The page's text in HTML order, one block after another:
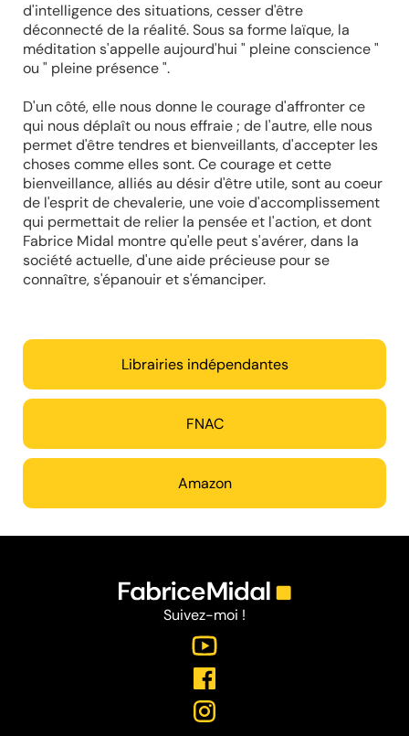
d'intelligence des situations, cesser d'être
déconnecté de la réalité. Sous sa forme laïque, la
méditation s'appelle aujourd'hui " pleine conscience "
ou " pleine présence ".
D'un côté, elle nous donne le courage d'affronter ce
qui nous déplaît ou nous effraie ; de l'autre, elle nous
permet d'être tendres et bienveillants, d'accepter les
choses comme elles sont. Ce courage et cette
bienveillance, alliés au désir d'être utile, sont au coeur
de l'esprit de chevalerie, une voie d'accomplissement
qui permettait de relier la pensée et l'action, et dont
Fabrice Midal montre qu'elle peut s'avérer, dans la
société actuelle, d'une aide précieuse pour se
connaître, s'épanouir et s'émanciper.
Librairies indépendantes
FNAC
Amazon
Suivez-moi !